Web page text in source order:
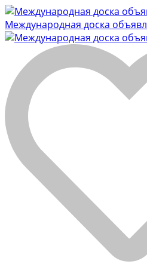
Международная доска